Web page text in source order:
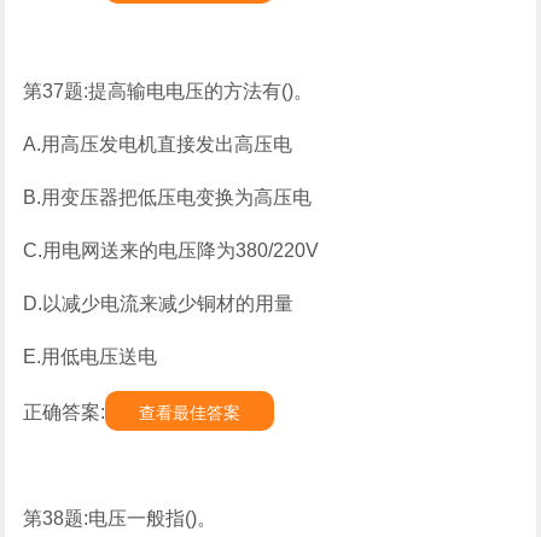
第37题:提高输电电压的方法有()。
A.用高压发电机直接发出高压电
B.用变压器把低压电变换为高压电
C.用电网送来的电压降为380/220V
D.以减少电流来减少铜材的用量
E.用低电压送电
正确答案: 查看最佳答案
第38题:电压一般指()。